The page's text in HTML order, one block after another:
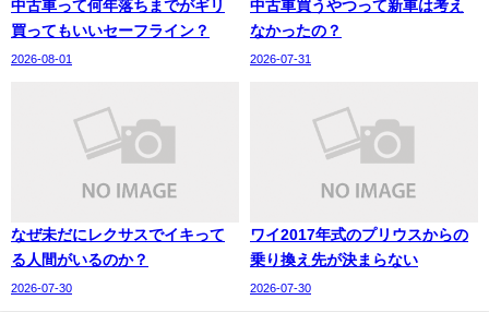
中古車って何年落ちまでがギリ
買ってもいいセーフライン？
2026-08-01
中古車買うやつって新車は考え
なかったの？
2026-07-31
なぜ未だにレクサスでイキって
る人間がいるのか？
2026-07-30
ワイ2017年式のプリウスからの
乗り換え先が決まらない
2026-07-30